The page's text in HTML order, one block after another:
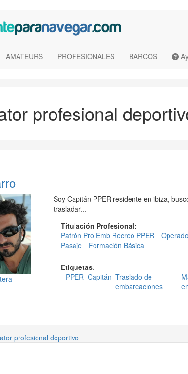
AMATEURS PROFESIONALES BARCOS
menu
profesional
Soy Capitán PPER residente en ibiza,
trasladar...
Titulación Profesional:
Patrón Pro Emb Recreo PPER
Pasaje
Formación Básica
Etiquetas:
PPER Capitán Traslado de
embarcaciones
profesional deportivo